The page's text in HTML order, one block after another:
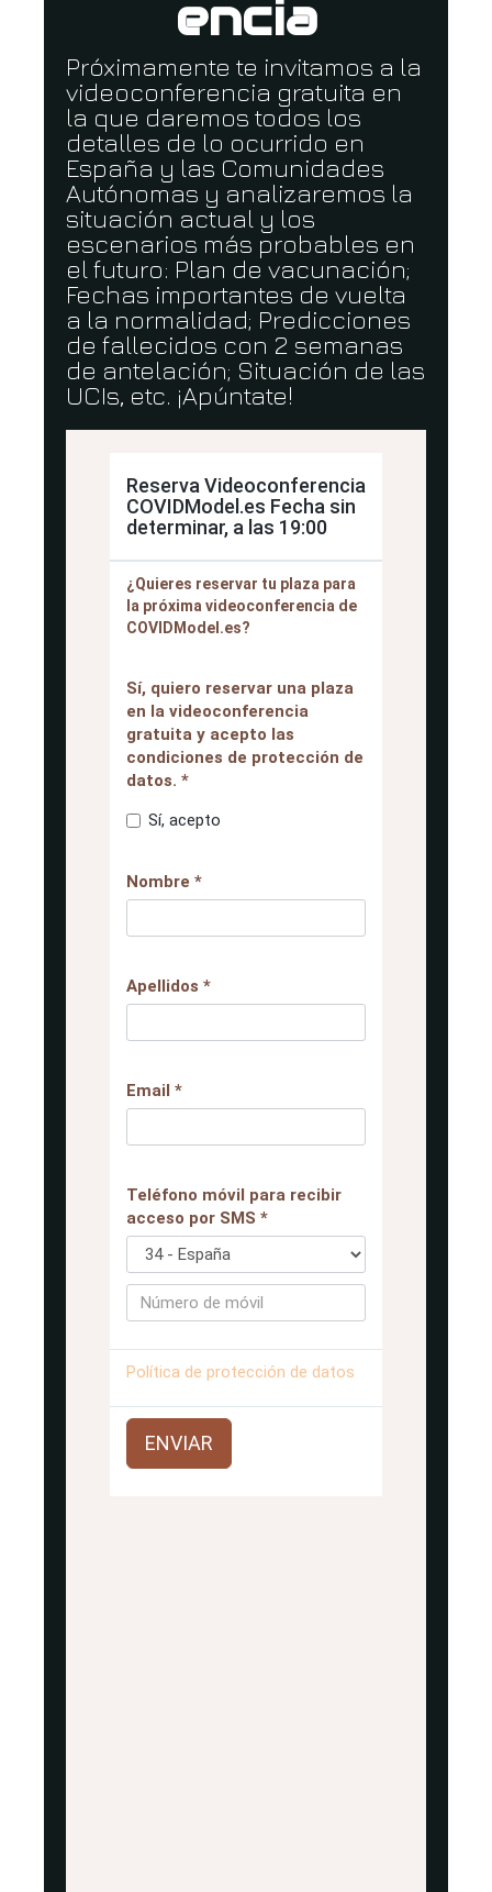
encia
Próximamente te invitamos a la
videoconferencia gratuita en
la que daremos todos los
detalles de lo ocurrido en
España y las Comunidades
Autónomas y analizaremos la
situación actual y los
escenarios más probables en
el futuro: Plan de vacunación;
Fechas importantes de vuelta
a la normalidad; Predicciones
de fallecidos con 2 semanas
de antelación; Situación de las
UCIs, etc. ¡Apúntate!